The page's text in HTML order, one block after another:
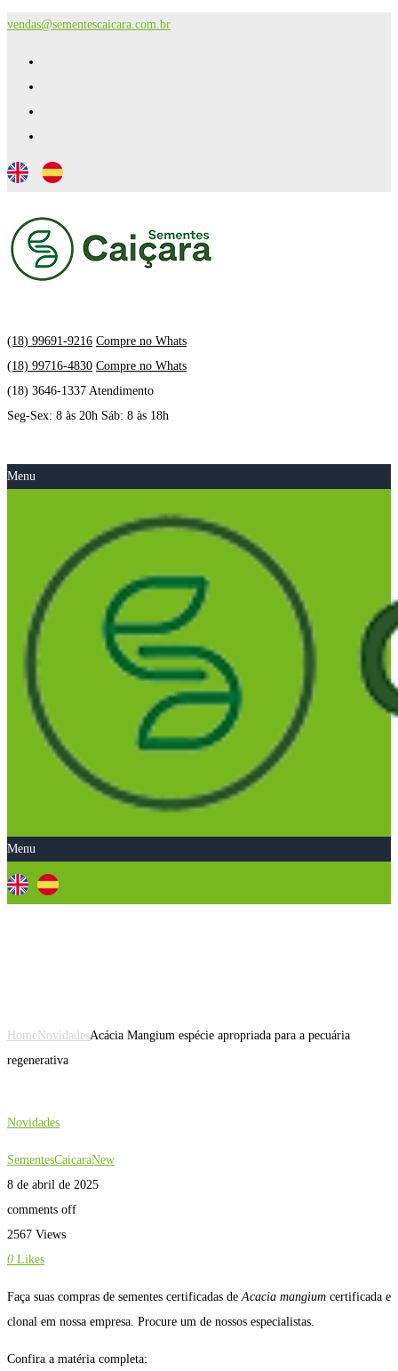
vendas@sementescaicara.com.br
(18) 99691-9216 Compre no Whats
(18) 99716-4830 Compre no Whats
(18) 3646-1337 Atendimento
Seg-Sex: 8 às 20h Sáb: 8 às 18h
Menu
Menu
HomeNovidadesAcácia Mangium espécie apropriada para a pecuária
regenerativa
Novidades
SementesCaicaraNew
8 de abril de 2025
comments off
2567 Views
0 Likes
Faça suas compras de sementes certificadas de Acacia mangium certificada e
clonal em nossa empresa. Procure um de nossos especialistas.
Confira a matéria completa: